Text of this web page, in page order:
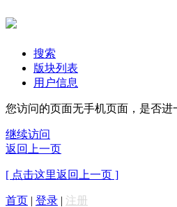
搜索
版块列表
用户信息
您访问的页面无手机页面，是否进
继续访问
返回上一页
[ 点击这里返回上一页 ]
首页 | 登录 | 注册